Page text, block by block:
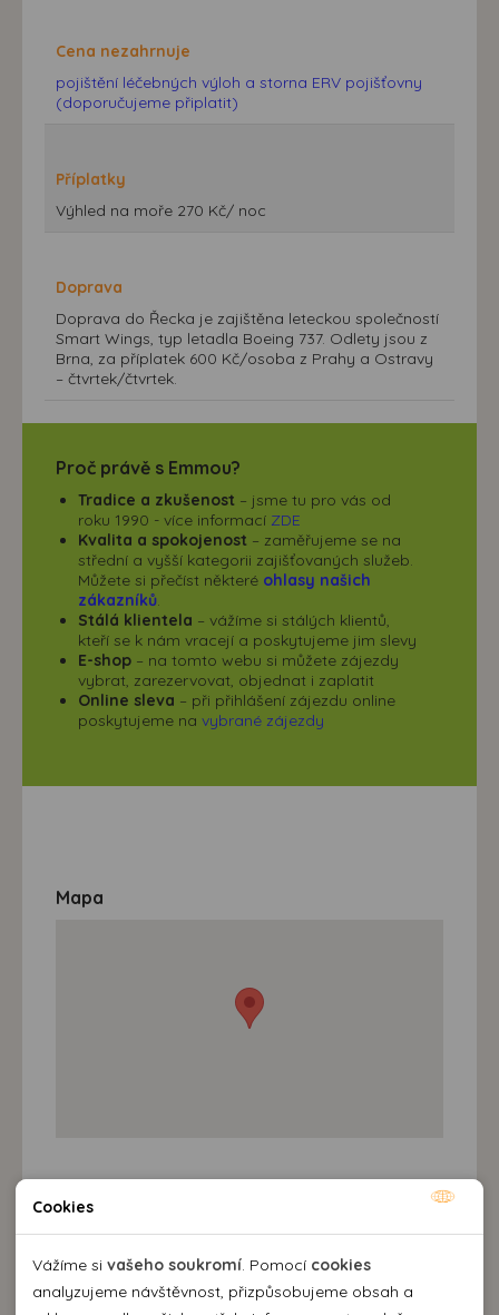
Cena nezahrnuje
pojištění léčebných výloh a storna ERV pojišťovny
(doporučujeme připlatit)
Příplatky
Výhled na moře 270 Kč/ noc
Doprava
Doprava do Řecka je zajištěna leteckou společností
Smart Wings, typ letadla Boeing 737. Odlety jsou z
Brna, za příplatek 600 Kč/osoba z Prahy a Ostravy
– čtvrtek/čtvrtek.
Proč právě s Emmou?
Tradice a zkušenost – jsme tu pro vás od
roku 1990 - více informací ZDE
Kvalita a spokojenost – zaměřujeme se na
střední a vyšší kategorii zajišťovaných služeb.
Můžete si přečíst některé ohlasy našich
zákazníků.
Stálá klientela – vážíme si stálých klientů,
kteří se k nám vracejí a poskytujeme jim slevy
E-shop – na tomto webu si můžete zájezdy
vybrat, zarezervovat, objednat i zaplatit
Online sleva – při přihlášení zájezdu online
poskytujeme na vybrané zájezdy
Mapa
Destinace a výlety
Popis destinace
Cookies
Vážíme si vašeho soukromí . Pomocí cookies
analyzujeme návštěvnost, přizpůsobujeme obsah a
Nutné cookies pomáhají, aby byla webová stránka
použitelná tak, že umožní základní funkce jako navigace